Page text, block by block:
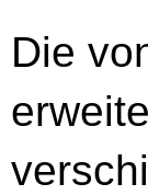
Die